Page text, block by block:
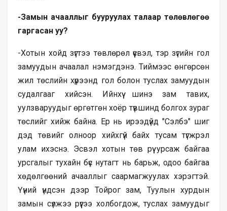
-Замын ачааллыг бууруулах талаар төлөвлөгөө
гаргасан уу?
-Хотын хойд зүгтээ төвлөрөл үүсвэл, тэр зүгийн гол
замуудын ачаалал нэмэгдэнэ. Тиймээс өнгөрсөн
жил төслийн хүрээнд гол болон туслах замуудын
судалгааг хийсэн. Ийнхүү шинэ зам тавих,
уулзваруудыг өргөтгөн хоёр түвшинд болгох зураг
төслийг хийж байна. Ер нь ирээдүйд "Сэлбэ" шиг
дэд төвийг олноор хийхгүй байх тусам түгжрэл
улам ихэснэ. Эсвэл хотын төв рүү урсаж байгаа
урсгалыг тухайн бүс нутагт нь барьж, одоо байгаа
хөдөлгөөний ачааллыг саармагжуулах хэрэгтэй.
Үүний үндсэн дээр Тойрог зам, Туулын хурдын
замын сүлжээ рүүгээ холбогдож, туслах замуудыг